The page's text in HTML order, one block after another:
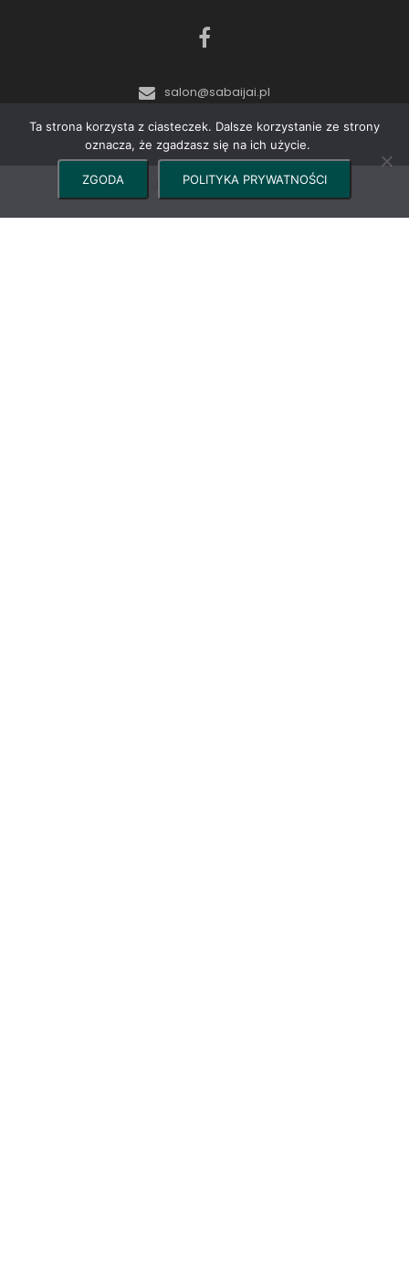
salon@sabaijai.pl
©2024 Sabai Jai - Salony Masażu Tajskiego
Ta strona korzysta z ciasteczek. Dalsze korzystanie ze strony
oznacza, że zgadzasz się na ich użycie.
ZGODA POLITYKA PRYWATNOŚCI